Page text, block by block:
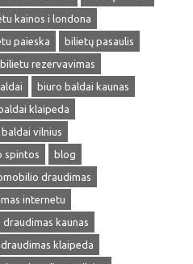
kainos i londona
paieska
bilietų pasaulis
bilietu rezervavimas
biuro baldai kaunas
klaipeda
vilnius
spintos
blog
draudimas
internetu
draudimas kaunas
klaipeda